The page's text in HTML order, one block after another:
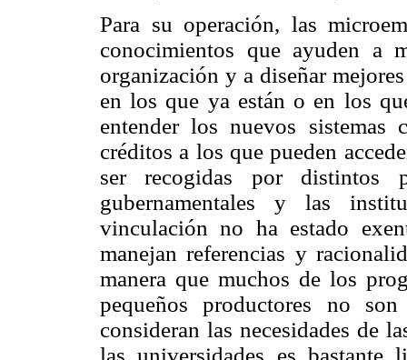
Para su operación, las
conocimientos que ayuden a
organización y a diseñar
en los que ya están o en los
entender los nuevos
créditos a los que pueden
ser recogidas por distintos
gubernamentales y las
vinculación no ha estado
manejan referencias y
manera que muchos de los
pequeños productores no
consideran las necesidades de
las universidades es